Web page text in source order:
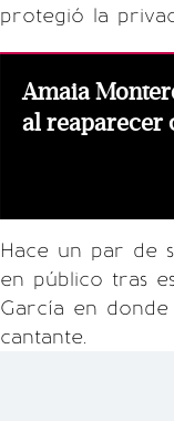
protegió la
Amaia
al reaparecer
Hace un par de
en público tras
García en
cantante.